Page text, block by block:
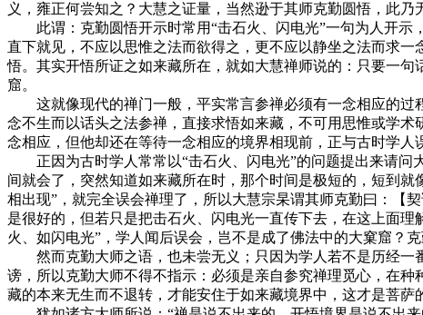
义，雍正何尝知之？大慧之证量，当然逊于其师克勤圆悟，此
此谓：克勤圆悟开示时常用“击石火、闪电光”一句为人开示
直下就见，不应以思惟之法而欲得之，更不应以静坐之法而求
悟。其实开悟所证之如来藏所在，就如大慧禅师说的：只要一
窟。
这就像现代的禅门一般，平实常言参禅必须有一念相应的过
念不生而以话头之法参禅，直接求悟如来藏，不可用思惟或学
念相应，但他却还在等待一念相应的境界相现前，正与古时学人
正因为古时学人常常以“击石火、闪电光”的问题提出来请问
间就会了，突然知道如来藏所在时，那个时间是极短的，短到
相出现”，就完全误会禅理了，所以大慧宗杲谓其师克勤曰：【
是很好的，但若只是把击石火、闪电光一直传下去，在这上面
火、如闪电光”，学人闻后误会，岂不是成了佛法中的大窠窟？
然而克勤大师之语，也未尝无义；只因为学人若不是历经一
谤，所以克勤大师不得不指示：必须是亲自参究禅理觅心，在
藏的本来无生而不退转，才能安住于如来藏境界中，这才是菩萨